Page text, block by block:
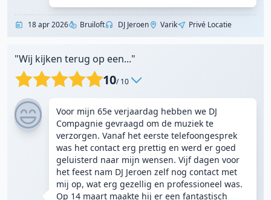
18 apr 2026 Bruiloft DJ Jeroen Varik Privé Locatie
"Wij kijken terug op een..."
10/ 10
Voor mijn 65e verjaardag hebben we DJ
Compagnie gevraagd om de muziek te
verzorgen. Vanaf het eerste telefoongesprek
was het contact erg prettig en werd er goed
geluisterd naar mijn wensen. Vijf dagen voor
het feest nam DJ Jeroen zelf nog contact met
mij op, wat erg gezellig en professioneel was.
Op 14 maart maakte hij er een fantastisch